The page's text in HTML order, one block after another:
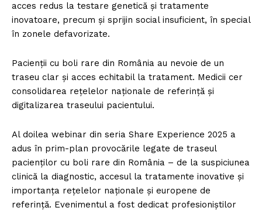
acces redus la testare genetică și tratamente
inovatoare, precum și sprijin social insuficient, în special
în zonele defavorizate.
Pacienții cu boli rare din România au nevoie de un
traseu clar și acces echitabil la tratament. Medicii cer
consolidarea rețelelor naționale de referință și
digitalizarea traseului pacientului.
Al doilea webinar din seria Share Experience 2025 a
adus în prim-plan provocările legate de traseul
pacienților cu boli rare din România – de la suspiciunea
clinică la diagnostic, accesul la tratamente inovative și
importanța rețelelor naționale și europene de
referință. Evenimentul a fost dedicat profesioniștilor